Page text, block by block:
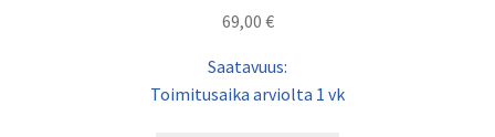
69,00 €
Saatavuus:
Toimitusaika arviolta 1 vk